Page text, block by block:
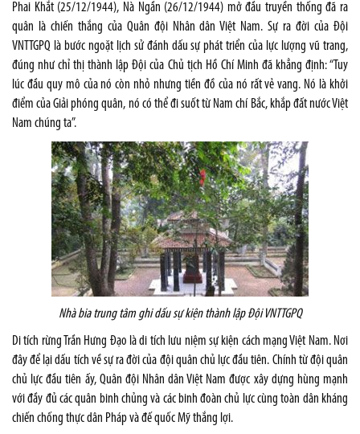
Phai Khắt (25/12/1944), Nà Ngần (26/12/1944) mở đầu truyền thống đã ra
quân là chiến thắng của Quân đội Nhân dân Việt Nam. Sự ra đời của Đội
VNTTGPQ là bước ngoặt lịch sử đánh dấu sự phát triển của lực lượng vũ trang,
đúng như chỉ thị thành lập Đội của Chủ tịch Hồ Chí Minh đã khẳng định: “Tuy
lúc đầu quy mô của nó còn nhỏ nhưng tiền đồ của nó rất vẻ vang. Nó là khởi
điểm của Giải phóng quân, nó có thể đi suốt từ Nam chí Bắc, khắp đất nước Việt
Nam chúng ta”.
Nhà bia trung tâm ghi dấu sự kiện thành lập Đội VNTTGPQ
Di tích rừng Trần Hưng Đạo là di tích lưu niệm sự kiện cách mạng Việt Nam. Nơi
đây để lại dấu tích về sự ra đời của đội quân chủ lực đầu tiên. Chính từ đội quân
chủ lực đầu tiên ấy, Quân đội Nhân dân Việt Nam được xây dựng hùng mạnh
với đầy đủ các quân binh chủng và các binh đoàn chủ lực cùng toàn dân kháng
chiến chống thực dân Pháp và đế quốc Mỹ thắng lợi.